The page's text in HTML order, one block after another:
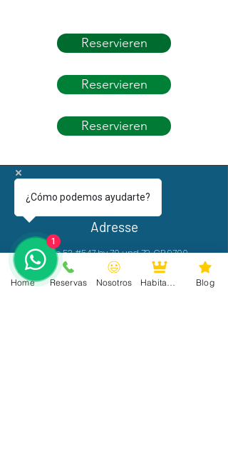
Reservieren
Reservieren
Reservieren
Adresse
Calle 53 #547 by 70 und 72, CP 9700,
Mérida, Yucatan.
Home Reservas Nosotros Blog
¿Cómo podemos ayudarte?
1